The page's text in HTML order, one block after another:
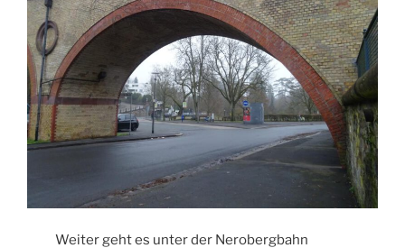
Weiter geht es unter der Nerobergbahn